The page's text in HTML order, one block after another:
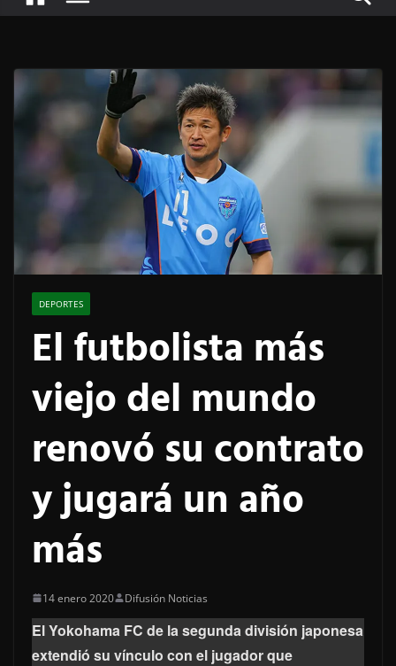
DEPORTES
El futbolista más
viejo del mundo
renovó su contrato
y jugará un año
más
14 enero 2020 Difusión Noticias
El Yokohama FC de la segunda división japonesa
extendió su vínculo con el jugador que